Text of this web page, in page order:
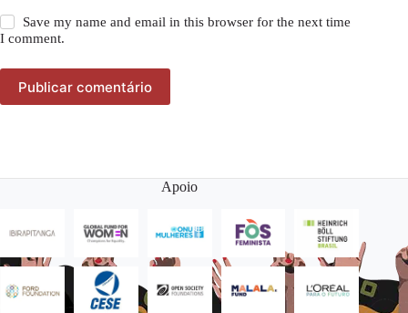
Save my name and email in this browser for the next time
I comment.
Publicar comentário
Apoio